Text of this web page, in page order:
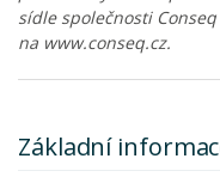
sídle společnosti
na www.conseq.cz.
Základní